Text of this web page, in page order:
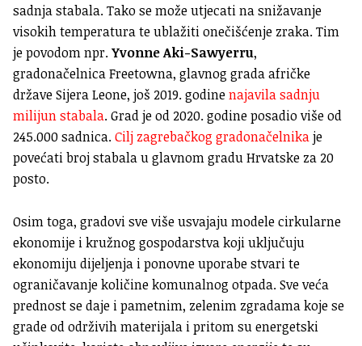
sadnja stabala. Tako se može utjecati na snižavanje
visokih temperatura te ublažiti onečišćenje zraka. Tim
je povodom npr.Yvonne Aki-Sawyerru,
gradonačelnica Freetowna, glavnog grada afričke
države Sijera Leone, još 2019. godinenajavila sadnju
milijun stabala. Grad je od 2020. godine posadio više od
245.000 sadnica.Cilj zagrebačkog gradonačelnikaje
povećati broj stabala u glavnom gradu Hrvatske za 20
posto.
Osim toga, gradovi sve više usvajaju modele cirkularne
ekonomije i kružnog gospodarstva koji uključuju
ekonomiju dijeljenja i ponovne uporabe stvari te
ograničavanje količine komunalnog otpada. Sve veća
prednost se daje i pametnim, zelenim zgradama koje se
grade od održivih materijala i pritom su energetski